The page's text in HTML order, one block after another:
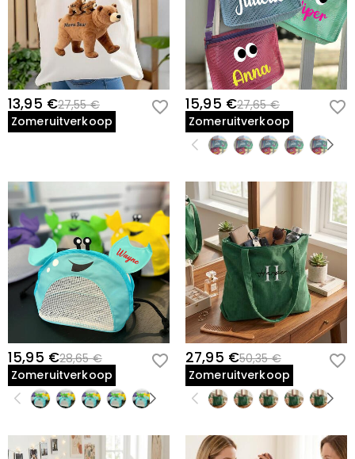
13,95 €27,55 €
Zomeruitverkoop
15,95 €27,65 €
Zomeruitverkoop
15,95 €28,65 €
Zomeruitverkoop
27,95 €50,35 €
Zomeruitverkoop